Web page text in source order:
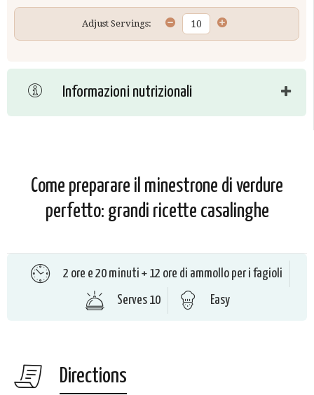
Adjust Servings:
Informazioni nutrizionali
Come preparare il minestrone di verdure
perfetto: grandi ricette casalinghe
2 ore e 20 minuti + 12 ore di ammollo per i fagioli
Serves 10
Easy
Directions